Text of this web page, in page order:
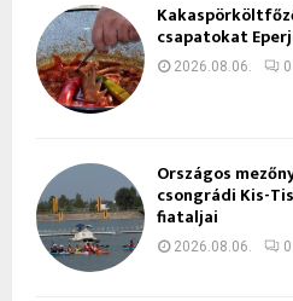
csapatokat
2026.08.06. 0
Országos
csongrádi Kis-
fiataljai
2026.08.06. 0